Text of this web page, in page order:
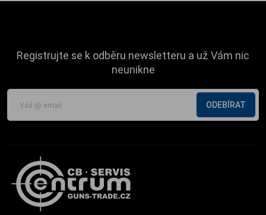
Registrujte se k odběru newsletteru a už Vám nic
neunikne
ODEBÍRAT